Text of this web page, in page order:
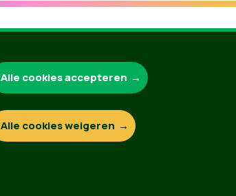
Groen.be
Alle cookies accepteren
Alle cookies weigeren